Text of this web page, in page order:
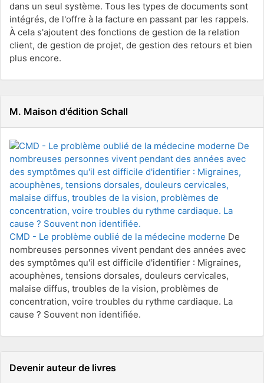
dans un seul système. Tous les types de documents sont
intégrés, de l'offre à la facture en passant par les rappels.
À cela s'ajoutent des fonctions de gestion de la relation
client, de gestion de projet, de gestion des retours et bien
plus encore.
M. Maison d'édition Schall
CMD - Le problème oublié de la médecine moderne De
nombreuses personnes vivent pendant des années avec
des symptômes qu'il est difficile d'identifier : Migraines,
acouphènes, tensions dorsales, douleurs cervicales,
malaise diffus, troubles de la vision, problèmes de
concentration, voire troubles du rythme cardiaque. La
cause ? Souvent non identifiée.
Devenir auteur de livres